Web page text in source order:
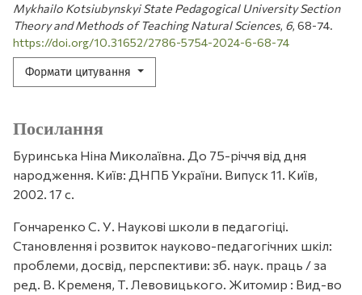
Mykhailo Kotsiubynskyi State Pedagogical University Section
Theory and Methods of Teaching Natural Sciences, 6, 68-74.
https://doi.org/10.31652/2786-5754-2024-6-68-74
Формати цитування
Посилання
Буринська Ніна Миколаївна. До 75-річчя від дня
народження. Київ: ДНПБ України. Випуск 11. Київ,
2002. 17 с.
Гончаренко С. У. Наукові школи в педагогіці.
Становлення і розвиток науково-педагогічних шкіл:
проблеми, досвід, перспективи: зб. наук. праць / за
ред. В. Кременя, Т. Левовицького. Житомир : Вид-во